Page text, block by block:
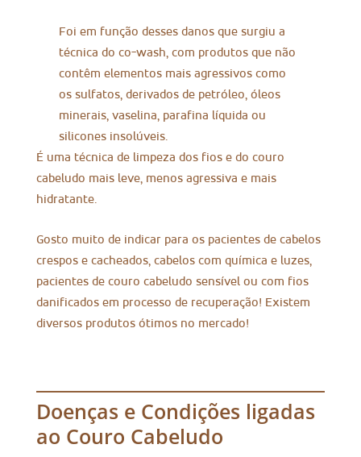
Foi em função desses danos que surgiu a
técnica do co-wash, com produtos que não
contêm elementos mais agressivos como
os sulfatos, derivados de petróleo, óleos
minerais, vaselina, parafina líquida ou
silicones insolúveis.
É uma técnica de limpeza dos fios e do couro
cabeludo mais leve, menos agressiva e mais
hidratante.
Gosto muito de indicar para os pacientes de cabelos
crespos e cacheados, cabelos com química e luzes,
pacientes de couro cabeludo sensível ou com fios
danificados em processo de recuperação! Existem
diversos produtos ótimos no mercado!
Doenças e Condições ligadas
ao Couro Cabeludo